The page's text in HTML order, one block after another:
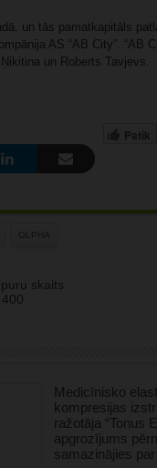
un tās pamatkapitāls
AS “AB City”.
un Roberts Tavjevs.
Patīk
OLPHA
skaits
Medicīnisko
kompresijas
ražotāja “Tonus
apgrozījums pērn
samazinājies par